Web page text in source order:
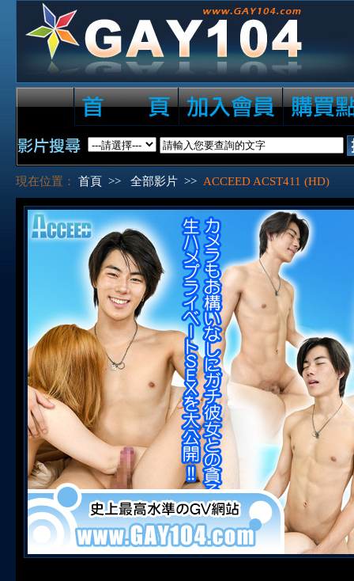
現在位置： 首頁 >> 全部影片 >> ACCEED ACST411 (HD)